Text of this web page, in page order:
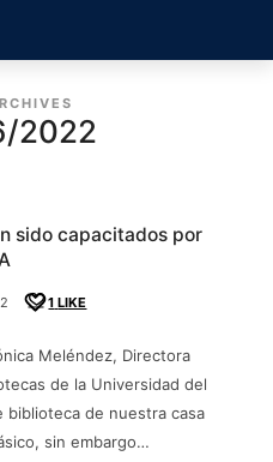
2022
sido capacitados por
1 LIKE
Meléndez, Directora
de la Universidad del
biblioteca de nuestra casa
sin embargo…